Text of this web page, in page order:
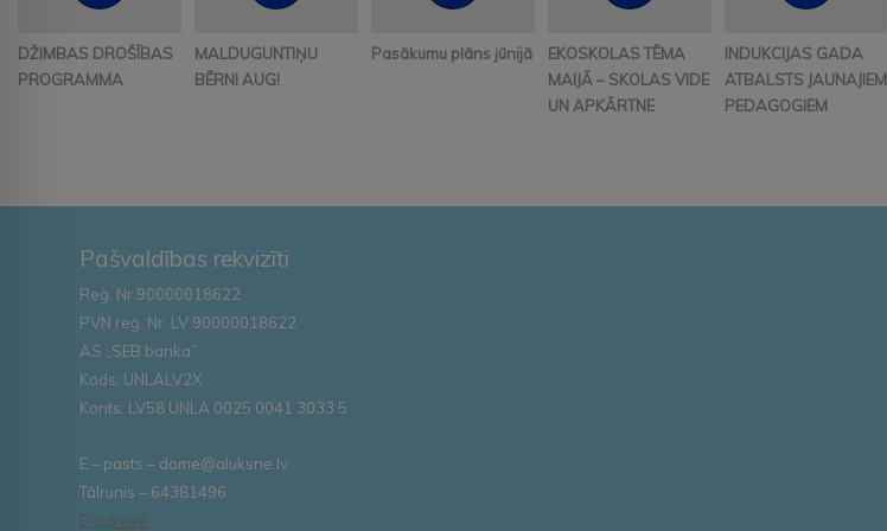
DŽIMBAS DROŠĪBAS
PROGRAMMA
MALDUGUNTIŅU
BĒRNI AUG!
Pasākumu plāns jūnijā
EKOSKOLAS TĒMA
MAIJĀ – SKOLAS VIDE
UN APKĀRTNE
INDUKCIJAS GADA
ATBALSTS JAUNAJIEM
PEDAGOGIEM
Pašvaldības rekvizīti
Reģ. Nr.90000018622
PVN reģ. Nr. LV 90000018622
AS „SEB banka”
Kods: UNLALV2X
Konts: LV58 UNLA 0025 0041 3033 5
E – pasts – dome@aluksne.lv
Tālrunis – 64381496
E-adrese